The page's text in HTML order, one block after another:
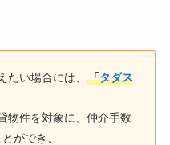
たい場合には、「タダス
物件を対象に、仲介手数
ができ、